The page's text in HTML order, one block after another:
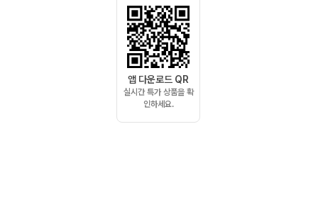
앱 다운로드 QR
실시간 특가 상품을 확
인하세요.